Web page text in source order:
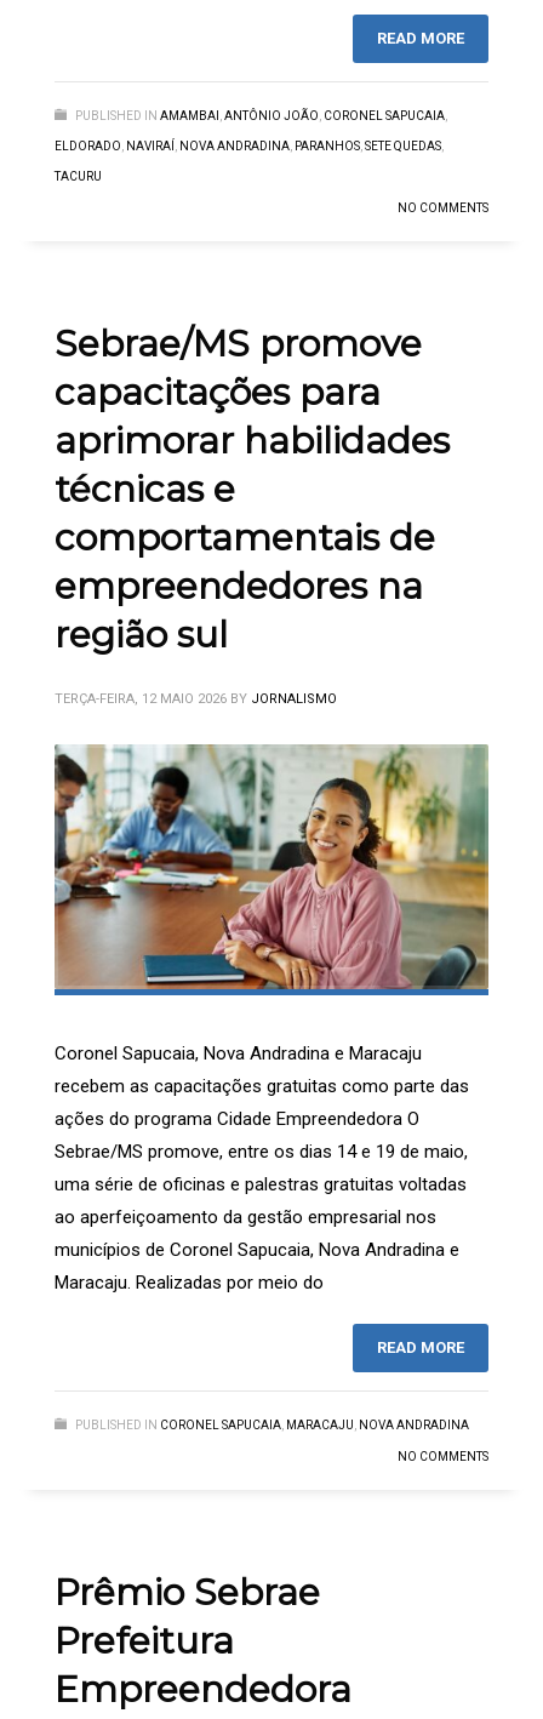
READ MORE
PUBLISHED IN AMAMBAI ANTÔNIO JOÃO CORONEL SAPUCAIA
ELDORADO NAVIRAÍ NOVA ANDRADINA PARANHOS SETE QUEDAS
TACURU
NO COMMENTS
Sebrae/MS promove
capacitações para
aprimorar habilidades
técnicas e
comportamentais de
empreendedores na
região sul
TERÇA-FEIRA, 12 MAIO 2026 BY JORNALISMO
Coronel Sapucaia, Nova Andradina e Maracaju
recebem as capacitações gratuitas como parte das
ações do programa Cidade Empreendedora O
Sebrae/MS promove, entre os dias 14 e 19 de maio,
uma série de oficinas e palestras gratuitas voltadas
ao aperfeiçoamento da gestão empresarial nos
municípios de Coronel Sapucaia, Nova Andradina e
Maracaju. Realizadas por meio do
READ MORE
PUBLISHED IN CORONEL SAPUCAIA, MARACAJU, NOVA ANDRADINA
NO COMMENTS
Prêmio Sebrae
Prefeitura
Empreendedora